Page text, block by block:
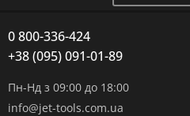
0 800-336-424
+38 (095) 091-01-89
Пн-Нд з 09:00 до 18:00
info@jet-tools.com.ua